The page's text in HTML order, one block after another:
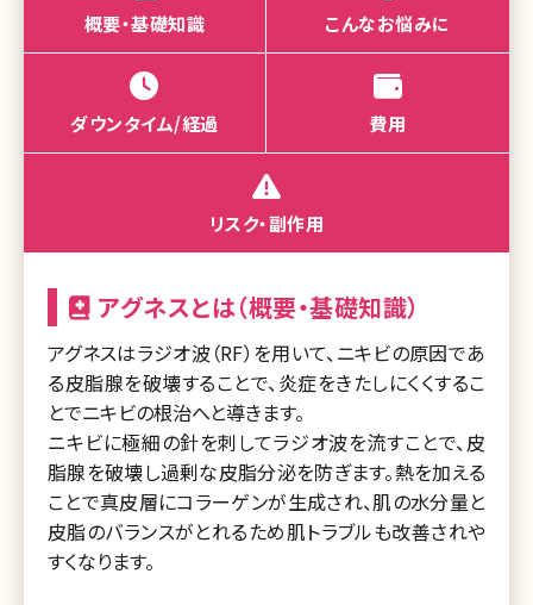
概要・基礎知識 こんなお悩みに
ダウンタイム/経過 費用
リスク・副作用
アグネスとは（概要・基礎知識）
アグネスはラジオ波（RF）を用いて、ニキビの原因であ
る皮脂腺を破壊することで、炎症をきたしにくくするこ
とでニキビの根治へと導きます。
ニキビに極細の針を刺してラジオ波を流すことで、皮
脂腺を破壊し過剰な皮脂分泌を防ぎます。熱を加える
ことで真皮層にコラーゲンが生成され、肌の水分量と
皮脂のバランスがとれるため肌トラブルも改善されや
すくなります。